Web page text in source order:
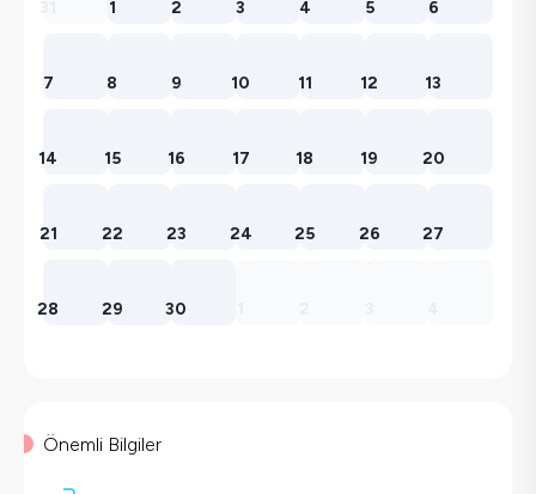
1 2 3 4 5 6
7 8 9 10 11 12 13
14 15 16 17 18 19 20
21 22 23 24 25 26 27
28 29 30
Önemli Bilgiler